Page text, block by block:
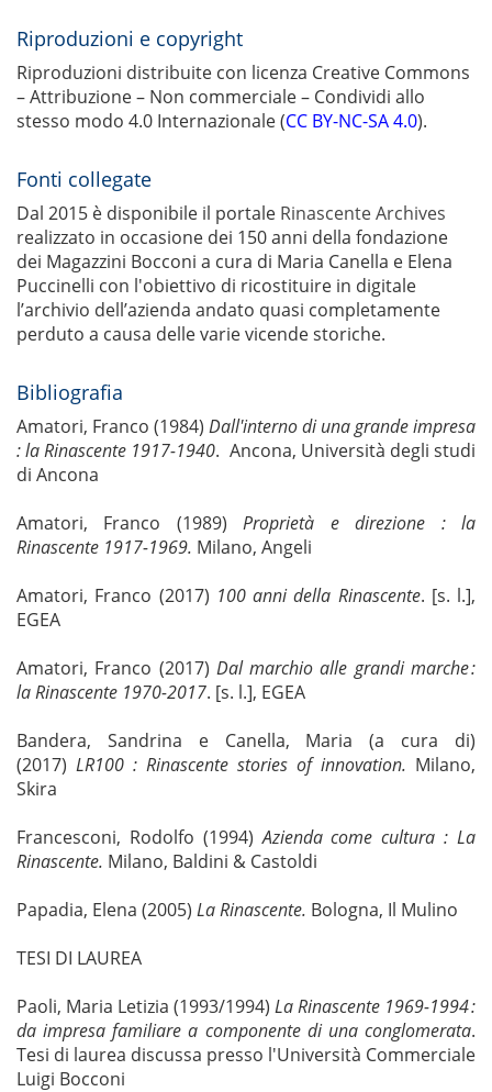
Riproduzioni e copyright
Riproduzioni distribuite con licenza Creative Commons
– Attribuzione – Non commerciale – Condividi allo
stesso modo 4.0 Internazionale (CC BY-NC-SA 4.0).
Fonti collegate
Dal 2015 è disponibile il portale Rinascente Archives
realizzato in occasione dei 150 anni della fondazione
dei Magazzini Bocconi a cura di Maria Canella e Elena
Puccinelli con l'obiettivo di ricostituire in digitale
l’archivio dell’azienda andato quasi completamente
perduto a causa delle varie vicende storiche.
Bibliografia
Amatori, Franco (1984) Dall'interno di una grande impresa
: la Rinascente 1917-1940. Ancona, Università degli studi
di Ancona
Amatori, Franco (1989)Proprietà e direzione : la
Rinascente 1917-1969. Milano, Angeli
Amatori, Franco (2017) 100 anni della Rinascente. [s. l.],
EGEA
Amatori, Franco (2017) Dal marchio alle grandi marche:
la Rinascente 1970-2017. [s. l.], EGEA
Bandera, Sandrina e Canella, Maria (a cura di)
(2017) LR100 : Rinascente stories of innovation. Milano,
Skira
Francesconi, Rodolfo (1994)Azienda come cultura : La
Rinascente. Milano, Baldini & Castoldi
Papadia, Elena (2005) La Rinascente. Bologna, Il Mulino
TESI DI LAUREA
Paoli, Maria Letizia (1993/1994) La Rinascente 1969-1994 :
da impresa familiare a componente di una conglomerata.
Tesi di laurea discussa presso l'Università Commerciale
Luigi Bocconi